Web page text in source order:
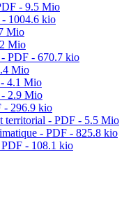
- 9.5 Mio
- 1004.6 kio
Mio
Mio
- PDF - 670.7 kio
Mio
- 4.1 Mio
- 2.9 Mio
- 296.9 kio
territorial - PDF - 5.5 Mio
- PDF - 825.8 kio
PDF - 108.1 kio